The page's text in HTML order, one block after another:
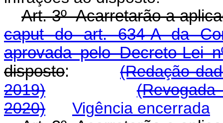
Art. 3º Acarretarão a
caput do art. 634-A da
aprovada pelo Decreto-Lei
disposto:(Redação
2019)
2020)
Vigência encerrada